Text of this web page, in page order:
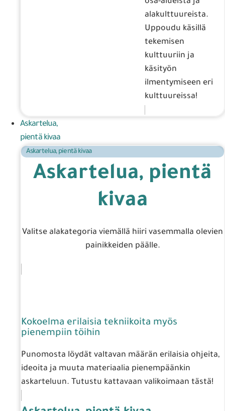
alakulttuureista.
Uppoudu käsillä
tekemisen
kulttuuriin ja
käsityön
ilmentymiseen eri
kulttuureissa!
Askartelua,
pientä kivaa
Askartelua, pientä kivaa
Askartelua, pientä
kivaa
Valitse alakategoria viemällä hiiri vasemmalla olevien
painikkeiden päälle.
Kokoelma erilaisia tekniikoita myös
pienempiin töihin
Punomosta löydät valtavan määrän erilaisia ohjeita,
ideoita ja muuta materiaalia pienempäänkin
askarteluun. Tutustu kattavaan valikoimaan tästä!